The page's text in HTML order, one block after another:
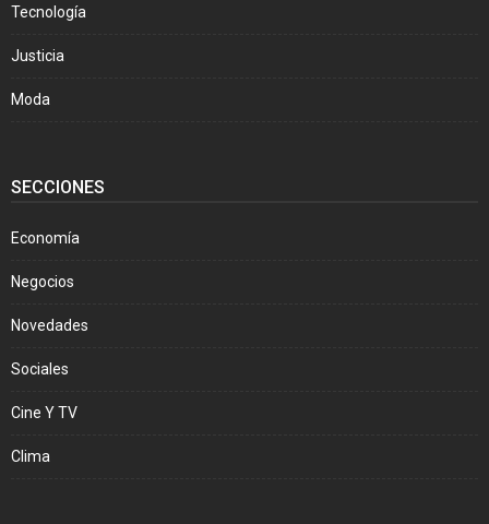
Tecnología
Justicia
Moda
SECCIONES
Economía
Negocios
Novedades
Sociales
Cine Y TV
Clima